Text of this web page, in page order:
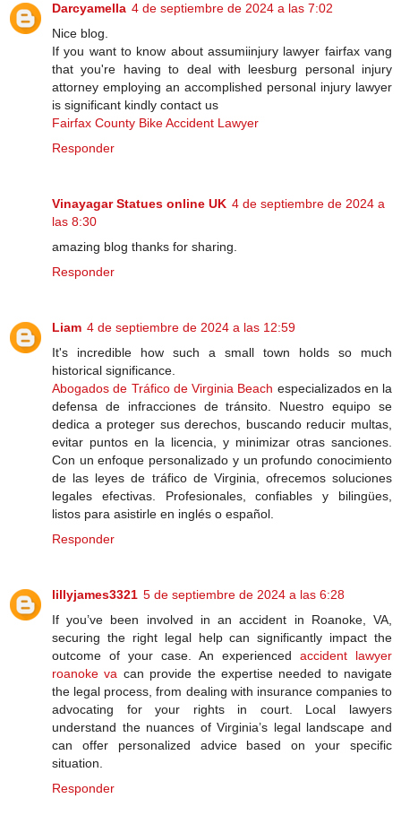
Darcyamella 4 de septiembre de 2024 a las 7:02
Nice blog.
If you want to know about assumiinjury lawyer fairfax vang
that you're having to deal with leesburg personal injury
attorney employing an accomplished personal injury lawyer
is significant kindly contact us
Fairfax County Bike Accident Lawyer
Responder
Vinayagar Statues online UK 4 de septiembre de 2024 a
las 8:30
amazing blog thanks for sharing.
Responder
Liam 4 de septiembre de 2024 a las 12:59
It's incredible how such a small town holds so much
historical significance.
Abogados de Tráfico de Virginia Beach especializados en la
defensa de infracciones de tránsito. Nuestro equipo se
dedica a proteger sus derechos, buscando reducir multas,
evitar puntos en la licencia, y minimizar otras sanciones.
Con un enfoque personalizado y un profundo conocimiento
de las leyes de tráfico de Virginia, ofrecemos soluciones
legales efectivas. Profesionales, confiables y bilingües,
listos para asistirle en inglés o español.
Responder
lillyjames3321 5 de septiembre de 2024 a las 6:28
If you’ve been involved in an accident in Roanoke, VA,
securing the right legal help can significantly impact the
outcome of your case. An experienced accident lawyer
roanoke va can provide the expertise needed to navigate
the legal process, from dealing with insurance companies to
advocating for your rights in court. Local lawyers
understand the nuances of Virginia’s legal landscape and
can offer personalized advice based on your specific
situation.
Responder